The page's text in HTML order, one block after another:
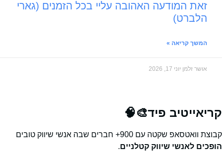
זאת המודעה האהובה עליי בכל הזמנים (גארי
הלברט)
המשך קריאה »
אושר זלמן יוני 17, 2026
קריאייטיב פיד🎨🧠
קבוצת וואטסאפ שקטה עם 900+ חברים שבה אנשי שיווק טובים
הופכים לאנשי שיווק קטלניים.